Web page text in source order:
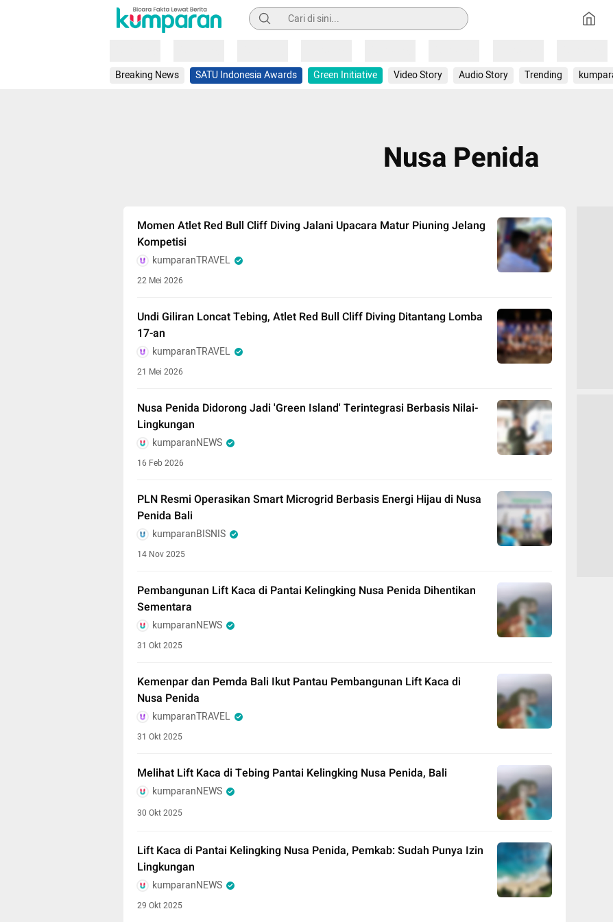
Pencarian
Breaking News SATU Indonesia Awards Green Initiative Video Story Audio Story Trending
Nusa Penida
Momen Atlet Red Bull Cliff Diving Jalani Upacara Matur Piuning Jelang
Kompetisi
kumparanTRAVEL
22 Mei 2026
Undi Giliran Loncat Tebing, Atlet Red Bull Cliff Diving Ditantang Lomba
17-an
kumparanTRAVEL
21 Mei 2026
Nusa Penida Didorong Jadi 'Green Island' Terintegrasi Berbasis Nilai-
Lingkungan
kumparanNEWS
16 Feb 2026
PLN Resmi Operasikan Smart Microgrid Berbasis Energi Hijau di Nusa
Penida Bali
kumparanBISNIS
14 Nov 2025
Pembangunan Lift Kaca di Pantai Kelingking Nusa Penida Dihentikan
Sementara
kumparanNEWS
31 Okt 2025
Kemenpar dan Pemda Bali Ikut Pantau Pembangunan Lift Kaca di
Nusa Penida
kumparanTRAVEL
31 Okt 2025
Melihat Lift Kaca di Tebing Pantai Kelingking Nusa Penida, Bali
kumparanNEWS
30 Okt 2025
Lift Kaca di Pantai Kelingking Nusa Penida, Pemkab: Sudah Punya Izin
Lingkungan
kumparanNEWS
29 Okt 2025